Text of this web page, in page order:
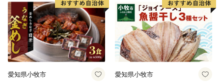
送料無料
愛知県小牧市 愛知県小牧市